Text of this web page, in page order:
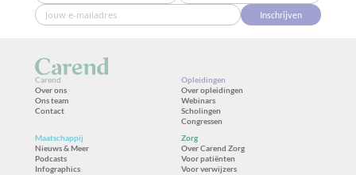
Inschrijven
Carend
Over ons
Ons team
Contact
Opleidingen
Over opleidingen
Webinars
Scholingen
Congressen
Maatschappij
Nieuws & Meer
Podcasts
Infographics
Zorg
Over Carend Zorg
Voor patiënten
Voor verwijzers